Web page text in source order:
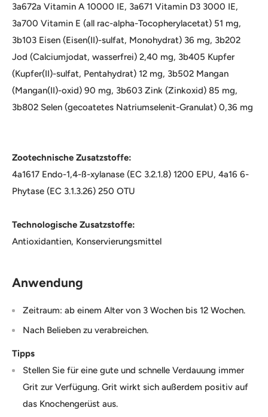
3a672a Vitamin A 10000 IE, 3a671 Vitamin D3 3000 IE,
3a700 Vitamin E (all rac-alpha-Tocopherylacetat) 51 mg,
3b103 Eisen (Eisen(II)-sulfat, Monohydrat) 36 mg, 3b202
Jod (Calciumjodat, wasserfrei) 2,40 mg, 3b405 Kupfer
(Kupfer(II)-sulfat, Pentahydrat) 12 mg, 3b502 Mangan
(Mangan(II)-oxid) 90 mg, 3b603 Zink (Zinkoxid) 85 mg,
3b802 Selen (gecoatetes Natriumselenit-Granulat) 0,36 mg
Zootechnische Zusatzstoffe:
4a1617 Endo-1,4-ß-xylanase (EC 3.2.1.8) 1200 EPU, 4a16 6-
Phytase (EC 3.1.3.26) 250 OTU
Technologische Zusatzstoffe:
Antioxidantien, Konservierungsmittel
Anwendung
Zeitraum: ab einem Alter von 3 Wochen bis 12 Wochen.
Nach Belieben zu verabreichen.
Tipps
Stellen Sie für eine gute und schnelle Verdauung immer
Grit zur Verfügung. Grit wirkt sich außerdem positiv auf
das Knochengerüst aus.